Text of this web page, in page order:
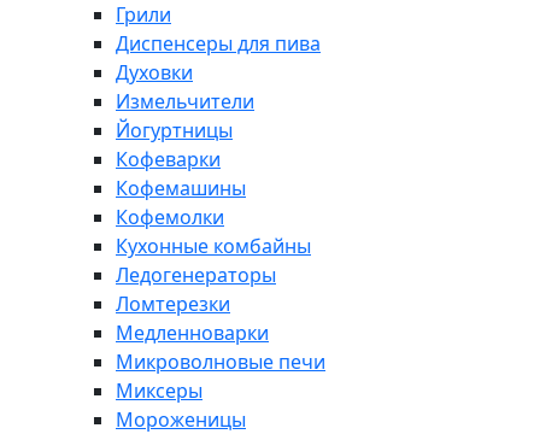
Грили
Диспенсеры для пива
Духовки
Измельчители
Йогуртницы
Кофеварки
Кофемашины
Кофемолки
Кухонные комбайны
Ледогенераторы
Ломтерезки
Медленноварки
Микроволновые печи
Миксеры
Мороженицы